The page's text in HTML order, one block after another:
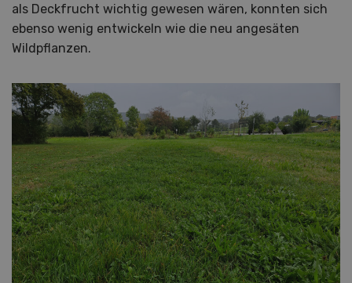
als Deckfrucht wichtig gewesen wären, konnten sich
ebenso wenig entwickeln wie die neu angesäten
Wildpflanzen.